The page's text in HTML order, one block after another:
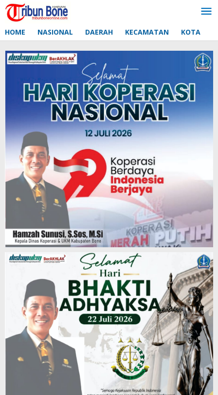
Lewati
ke
HOME NASIONAL DAERAH KECAMATAN KOTA